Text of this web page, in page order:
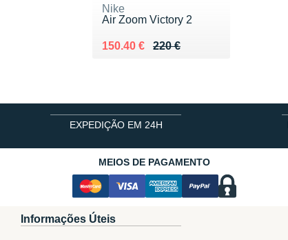
Nike
Air Zoom Victory 2
220 €
Au lieu de 220 €
150.40 €
Vendu 150.40 €
EXPEDIÇÃO EM 24H
MEIOS DE PAGAMENTO
Informações Úteis